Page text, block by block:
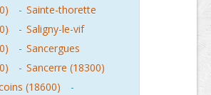
- Sainte-thorette
- Saligny-le-vif
- Sancergues
- Sancerre (18300)
(18600)
-